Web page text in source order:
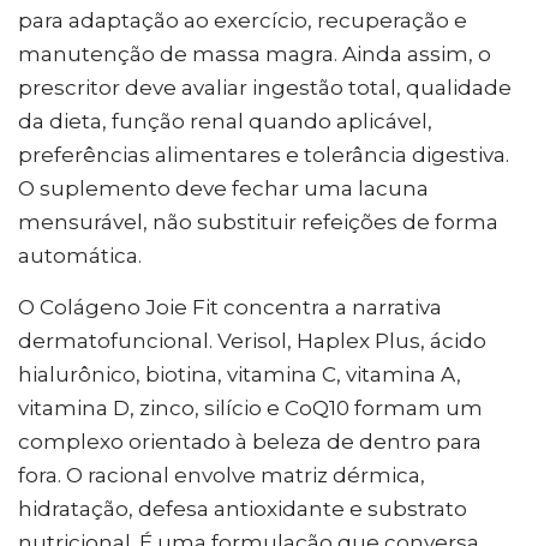
para adaptação ao exercício, recuperação e
manutenção de massa magra. Ainda assim, o
prescritor deve avaliar ingestão total, qualidade
da dieta, função renal quando aplicável,
preferências alimentares e tolerância digestiva.
O suplemento deve fechar uma lacuna
mensurável, não substituir refeições de forma
automática.
O Colágeno Joie Fit concentra a narrativa
dermatofuncional. Verisol, Haplex Plus, ácido
hialurônico, biotina, vitamina C, vitamina A,
vitamina D, zinco, silício e CoQ10 formam um
complexo orientado à beleza de dentro para
fora. O racional envolve matriz dérmica,
hidratação, defesa antioxidante e substrato